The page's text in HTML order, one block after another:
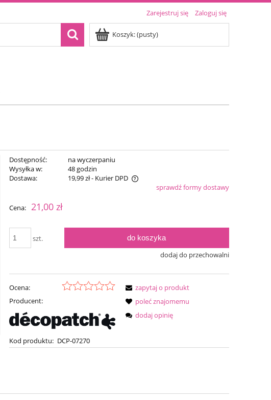
Zarejestruj się Zaloguj się
Koszyk:(pusty)
Dostępność:
na wyczerpaniu
Wysyłka w:
48 godzin
Dostawa:
19,99 zł- Kurier DPD
płatności
sprawdź formy dostawy
Cena: 21,00 zł
szt. do koszyka
dodaj do przechowalni
Ocena:
Producent:
Kod produktu: DCP-07270
zapytaj o produkt
poleć znajomemu
dodaj opinię